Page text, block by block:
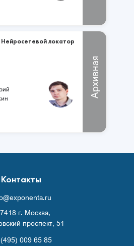
Нейросетевой локатор
Архивная
Контакты
г. Москва,
проспект, 51
009 65 85